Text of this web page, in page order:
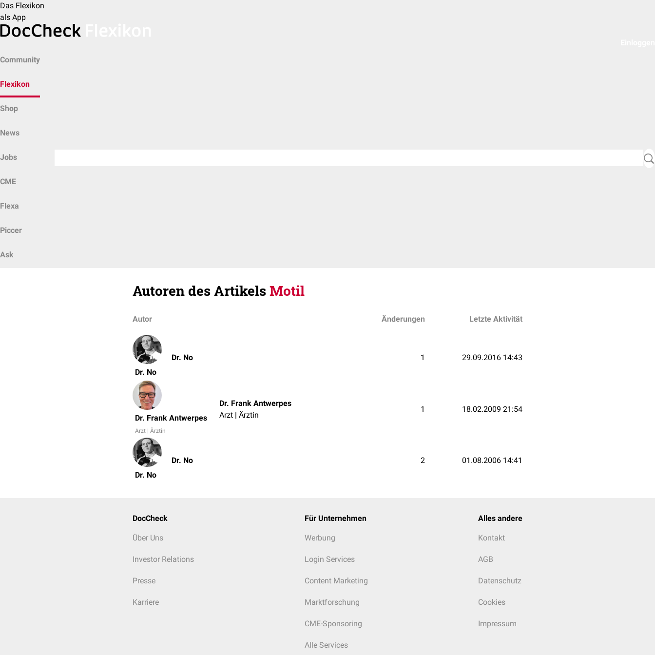
Das Flexikon
als App
Community
Flexikon
Shop
News
Jobs
CME
Flexa
Piccer
Ask
Autoren des ArtikelsMotil
Autor Änderungen Letzte Aktivität
Dr. No
Dr. No 1 29.09.2016 14:43
Dr. Frank Antwerpes
Arzt | Ärztin
Dr. Frank Antwerpes
Arzt | Ärztin
1 18.02.2009 21:54
Dr. No
Dr. No 2 01.08.2006 14:41
DocCheck
Über Uns
Investor Relations
Presse
Karriere
Für Unternehmen
Werbung
Login Services
Content Marketing
Marktforschung
CME-Sponsoring
Alle Services
Alles andere
Kontakt
AGB
Datenschutz
Cookies
Impressum